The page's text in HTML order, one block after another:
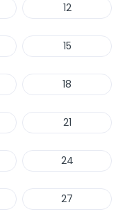
12
15
18
21
24
27